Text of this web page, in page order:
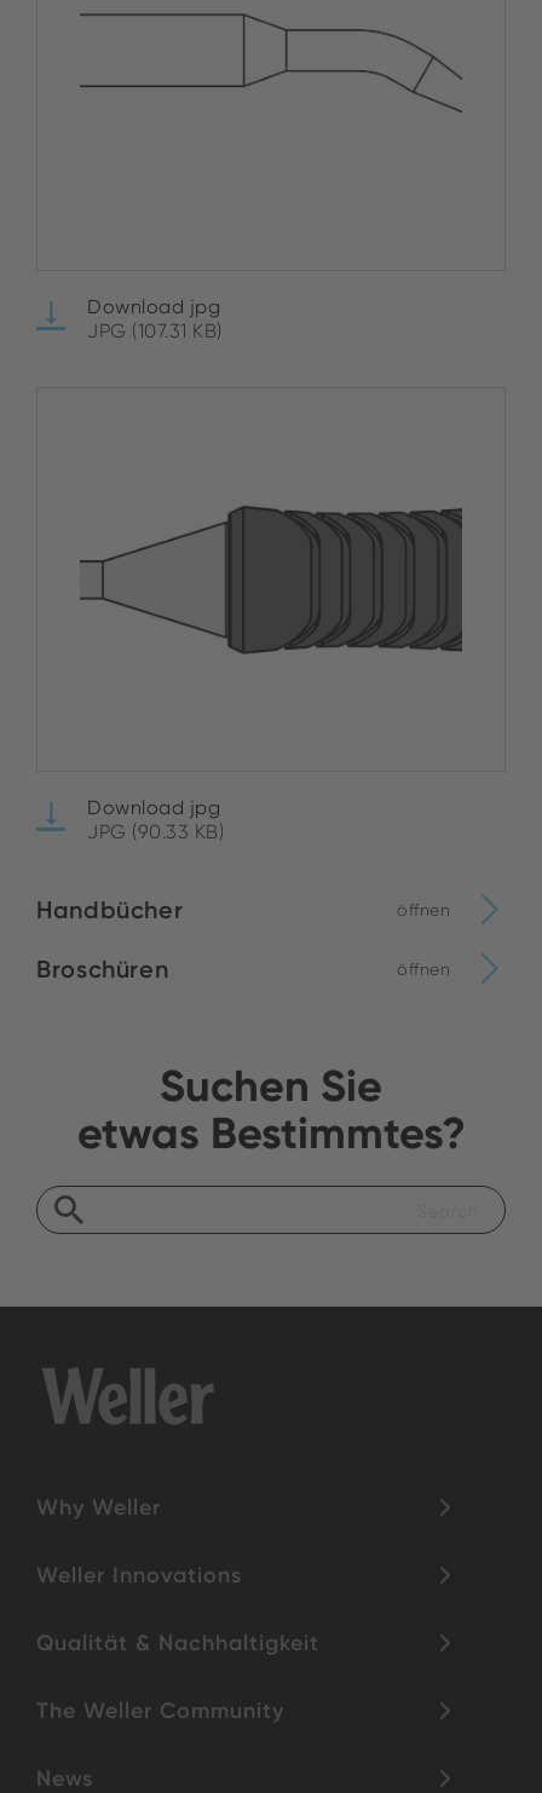
Download jpg
JPG (107.31 KB)
Download jpg
JPG (90.33 KB)
Handbücher öffnen
Broschüren öffnen
Suchen Sie
etwas Bestimmtes?
Why Weller
Weller Innovations
Qualität & Nachhaltigkeit
The Weller Community
News